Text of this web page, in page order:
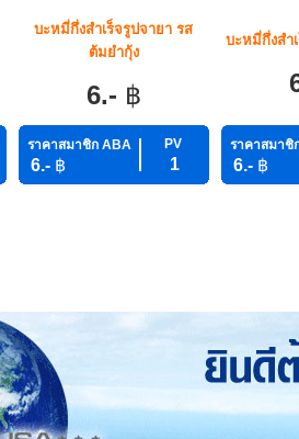
บะหมี่กึ่งสำเร็จรูปจายา รส
ต้มยำกุ้ง
6.- ฿
ราคาสมาชิก ABA PV
6.- ฿ 1
บะหมี่กึ่งสำ
ราคาสมาชิ
6.- ฿